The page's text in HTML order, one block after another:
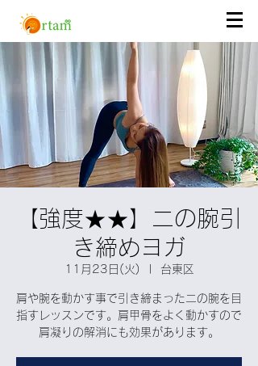
【強度★★】二の腕引
き締めヨガ
11月23日(火) 台東区
肩や腕を動かす事で引き締まった二の腕を目
指すレッスンです。肩甲骨をよく動かすので